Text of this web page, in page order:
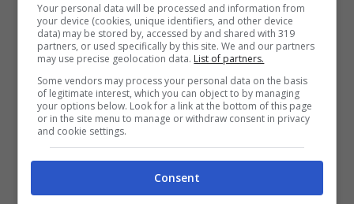
impegnato molto le produzioni: ne è
uscito però un lavoro valido sia dal punto
di vista della fotografia che del racconto
Gli addetti ai lavori lo hanno già definito un
lavoro curato nei dettagli:“Il capo regista
Michele Alhaique, lavora moltissimo sui
Your personal data will be processed and information from
your device (cookies, unique identifiers, and other device
data) may be stored by, accessed by and shared with 319
partners, or used specifically by this site. We and our partners
may use precise geolocation data. List of partners.
Some vendors may process your personal data on the basis
of legitimate interest, which you can object to by managing
your options below. Look for a link at the bottom of this page
or in the site menu to manage or withdraw consent in privacy
and cookie settings.
Consent